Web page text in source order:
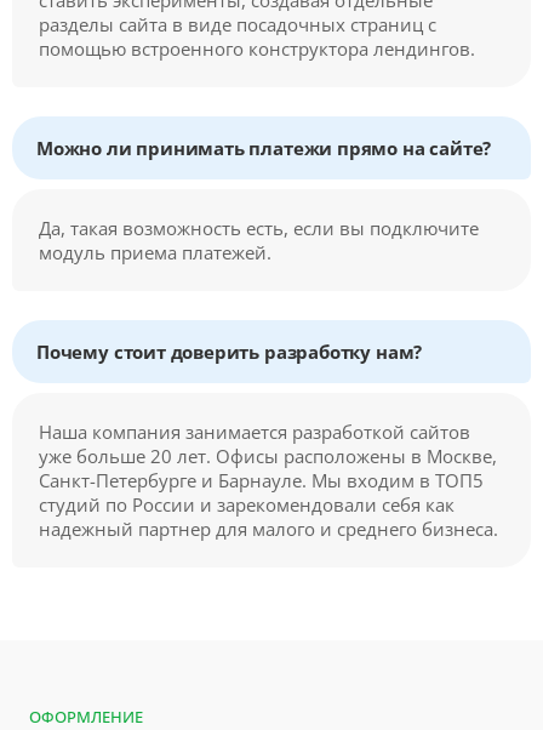
разделы сайта в виде посадочных страниц с
помощью встроенного конструктора лендингов.
Можно ли принимать платежи прямо на сайте?
Да, такая возможность есть, если вы подключите
модуль приема платежей.
Почему стоит доверить разработку нам?
Наша компания занимается разработкой сайтов
уже больше 20 лет. Офисы расположены в Москве,
Санкт-Петербурге и Барнауле. Мы входим в ТОП5
студий по России и зарекомендовали себя как
надежный партнер для малого и среднего бизнеса.
ОФОРМЛЕНИЕ